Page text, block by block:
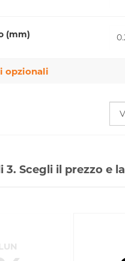
(mm)
opzionali
3. Scegli il prezzo e
LUN